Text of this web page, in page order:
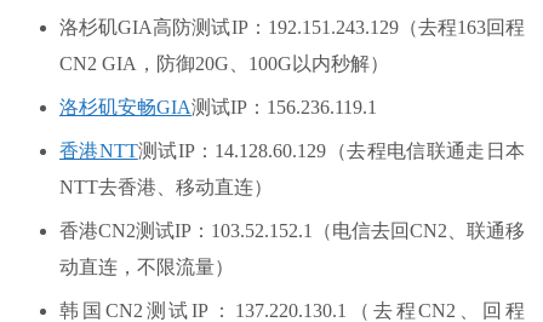
洛杉矶GIA高防测试IP：192.151.243.129（去程163回程
CN2 GIA，防御20G、100G以内秒解）
洛杉矶安畅GIA测试IP：156.236.119.1
香港NTT测试IP：14.128.60.129（去程电信联通走日本
NTT去香港、移动直连）
香港CN2测试IP：103.52.152.1（电信去回CN2、联通移
动直连，不限流量）
韩国CN2测试IP：137.220.130.1（去程CN2、回程